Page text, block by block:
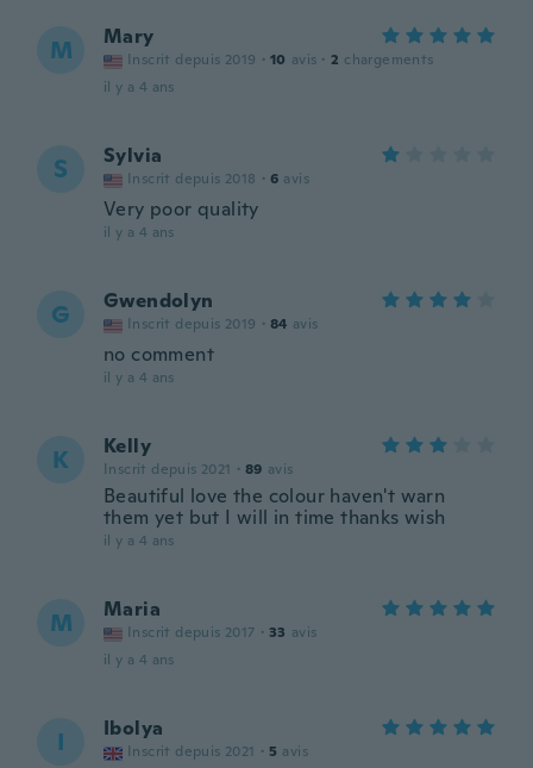
M Mary
Inscrit depuis 2019 · 10 avis · 2 chargements
il y a 4 ans
S Sylvia
Inscrit depuis 2018 · 6 avis
Very poor quality
il y a 4 ans
G Gwendolyn
Inscrit depuis 2019 · 84 avis
no comment
il y a 4 ans
K Kelly
Inscrit depuis 2021 · 89 avis
Beautiful love the colour haven't warn
them yet but I will in time thanks wish
il y a 4 ans
M Maria
Inscrit depuis 2017 · 33 avis
il y a 4 ans
I Ibolya
Inscrit depuis 2021 · 5 avis